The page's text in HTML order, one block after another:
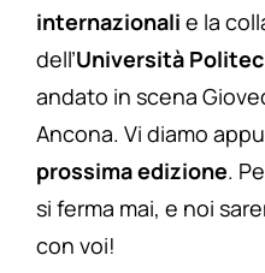
internazionali e la
dell’Università
andato in scena
Ancona. Vi diamo
prossima edizione.
si ferma mai, e noi
con voi!